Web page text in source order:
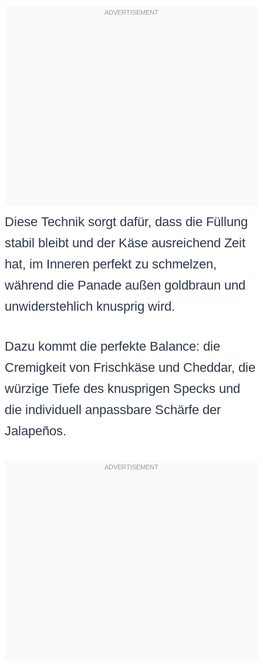
Diese Technik sorgt dafür, dass die Füllung
stabil bleibt und der Käse ausreichend Zeit
hat, im Inneren perfekt zu schmelzen,
während die Panade außen goldbraun und
unwiderstehlich knusprig wird.
Dazu kommt die perfekte Balance: die
Cremigkeit von Frischkäse und Cheddar, die
würzige Tiefe des knusprigen Specks und
die individuell anpassbare Schärfe der
Jalapeños.